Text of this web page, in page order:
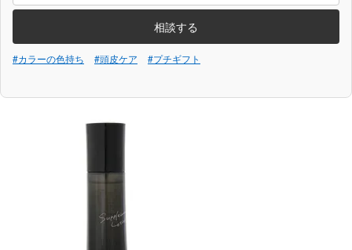
相談する
#カラーの色持ち #頭皮ケア #プチギフト